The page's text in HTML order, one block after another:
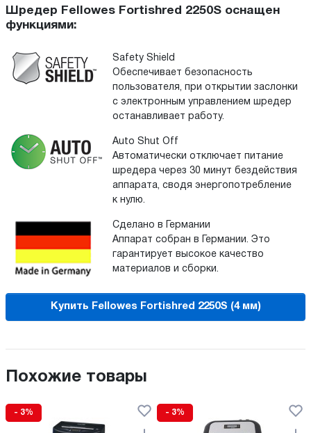
Шредер Fellowes Fortishred 2250S оснащен
функциями:
Safety Shield
Обеспечивает безопасность
пользователя, при открытии заслонки
с электронным управлением шредер
останавливает работу.
Auto Shut Off
Автоматически отключает питание
шредера через 30 минут бездействия
аппарата, сводя энергопотребление
к нулю.
Сделано в Германии
Аппарат собран в Германии. Это
гарантирует высокое качество
материалов и сборки.
Купить Fellowes Fortishred 2250S (4 мм)
Похожие товары
- 3% - 3%